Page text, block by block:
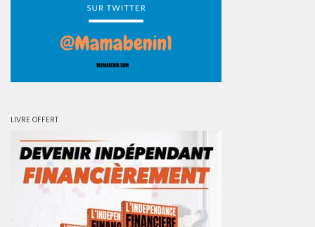
LIVRE OFFERT